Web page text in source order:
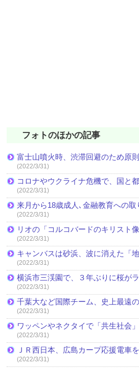
フォトのほかの記事
富士山噴火時、渋滞回避のため原
(2022/3/31)
コロナやウクライナ危機で、国と
(2022/3/31)
来月から18歳成人､金融教育への取
(2022/3/31)
リオの「コルコバードのキリスト
(2022/3/31)
キャンバスは砂浜、波に消えた「地
(2022/3/31)
横浜市三渓園で、３年ぶりに桜が
(2022/3/31)
千葉大など国際チーム、史上最遠
(2022/3/31)
ワッペンやネクタイで「共生社会
(2022/3/31)
ＪＲ西日本、広島カープ応援電車
(2022/3/31)